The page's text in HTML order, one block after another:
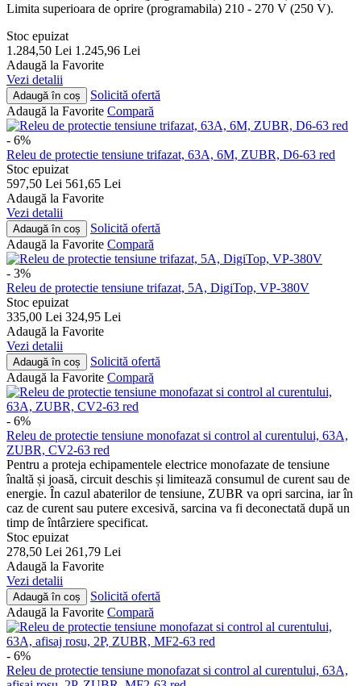
Limita superioara de oprire (programabila) 210 - 270 V (250 V).
Stoc epuizat
1.284,50 Lei 1.245,96 Lei
Adaugă la Favorite
Vezi detalii
Adaugă în coș
Solicită ofertă
Adaugă la Favorite Compară
- 6%
Releu de protectie tensiune trifazat, 63A, 6M, ZUBR, D6-63 red
Stoc epuizat
597,50 Lei 561,65 Lei
Adaugă la Favorite
Vezi detalii
Adaugă în coș
Solicită ofertă
Adaugă la Favorite Compară
- 3%
Releu de protectie tensiune trifazat, 5A, DigiTop, VP-380V
Stoc epuizat
335,00 Lei 324,95 Lei
Adaugă la Favorite
Vezi detalii
Adaugă în coș
Solicită ofertă
Adaugă la Favorite Compară
- 6%
Releu de protectie tensiune monofazat si control al curentului, 63A,
ZUBR, CV2-63 red
Pentru a proteja echipamentele electrice monofazate de tensiune
înaltă și joasă, circuit deschis și limitează consumul de curent sau de
energie. În cazul abaterilor de tensiune, ZUBR va opri sarcina, iar în
caz de curent sau putere excesivă, sarcina va fi deconectată după un
timp de întârziere specificat.
Stoc epuizat
278,50 Lei 261,79 Lei
Adaugă la Favorite
Vezi detalii
Adaugă în coș
Solicită ofertă
Adaugă la Favorite Compară
- 6%
Releu de protectie tensiune monofazat si control al curentului, 63A,